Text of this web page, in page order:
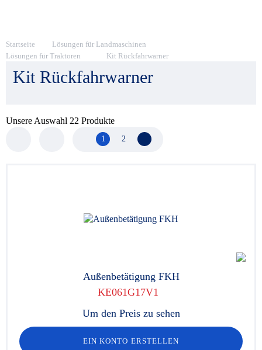
Startseite
Lösungen für Landmaschinen
Lösungen für Traktoren
Kit Rückfahrwarner
Kit Rückfahrwarner
Unsere Auswahl 22 Produkte
1 2 Nächste Seite
Außenbetätigung FKH
KE061G17V1
Um den Preis zu sehen
EIN KONTO ERSTELLEN